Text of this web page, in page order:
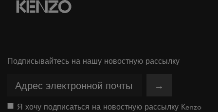
Подписывайтесь на нашу новостную рассылку
→
Я хочу подписаться на новостную рассылку Kenzo